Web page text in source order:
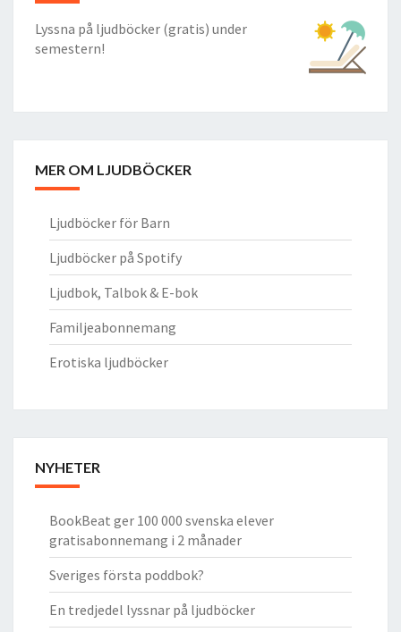
Lyssna på ljudböcker (gratis) under
semestern!
MER OM LJUDBÖCKER
Ljudböcker för Barn
Ljudböcker på Spotify
Ljudbok, Talbok & E-bok
Familjeabonnemang
Erotiska ljudböcker
NYHETER
BookBeat ger 100 000 svenska elever
gratisabonnemang i 2 månader
Sveriges första poddbok?
En tredjedel lyssnar på ljudböcker